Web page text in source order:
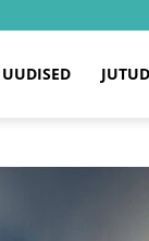
UUDISED JUTUD